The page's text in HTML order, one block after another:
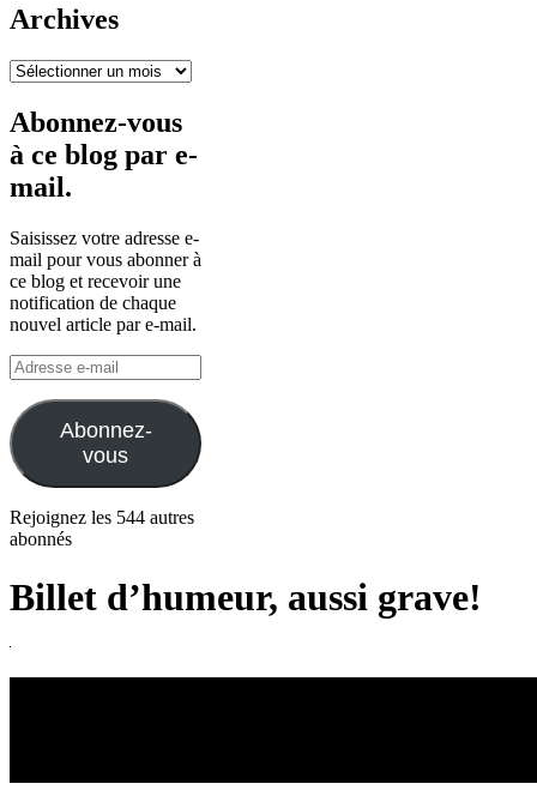
Archives
Archives
Abonnez-vous
à ce blog par e-
mail.
Saisissez votre adresse e-
mail pour vous abonner à
ce blog et recevoir une
notification de chaque
nouvel article par e-mail.
Adresse
e-
mail
Abonnez-
vous
Rejoignez les 544 autres
abonnés
Billet d’humeur, aussi grave!